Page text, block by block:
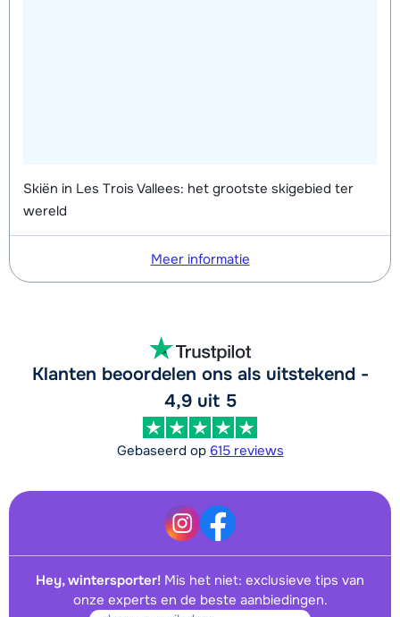
Skiën in Les Trois Vallees: het grootste skigebied ter
wereld
Meer informatie
Klanten beoordelen ons als uitstekend -
4,9 uit 5
Gebaseerd op 615 reviews
Hey, wintersporter! Mis het niet: exclusieve tips van
onze experts en de beste aanbiedingen.